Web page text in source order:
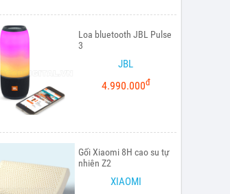
Loa bluetooth JBL Pulse
3
JBL
4.990.000đ
Gối Xiaomi 8H cao su tự
nhiên Z2
XIAOMI